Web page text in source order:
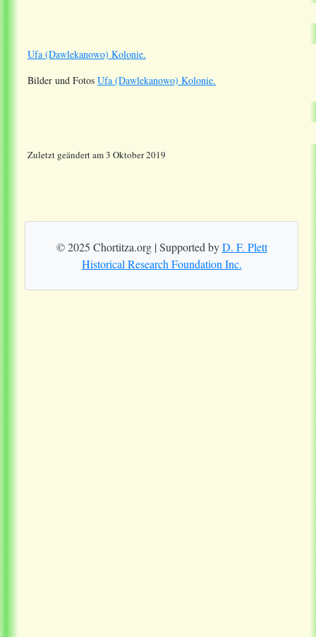
Ufa (Dawlekanowo) Kolonie.
Bilder und Fotos Ufa (Dawlekanowo) Kolonie.
Zuletzt geändert am 3 Oktober 2019
© 2025 Chortitza.org | Supported byD. F. Plett
Historical Research Foundation Inc.